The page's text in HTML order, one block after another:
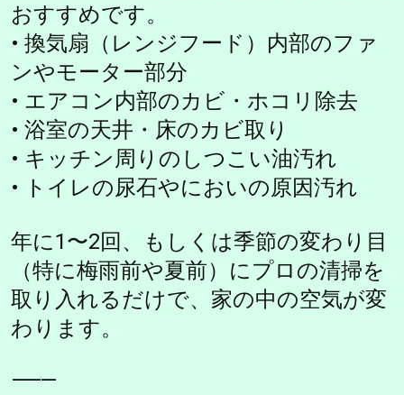
おすすめです。
• 換気扇（レンジフード）内部のファ
ンやモーター部分
• エアコン内部のカビ・ホコリ除去
• 浴室の天井・床のカビ取り
• キッチン周りのしつこい油汚れ
• トイレの尿石やにおいの原因汚れ
年に1〜2回、もしくは季節の変わり目
（特に梅雨前や夏前）にプロの清掃を
取り入れるだけで、家の中の空気が変
わります。
⸻